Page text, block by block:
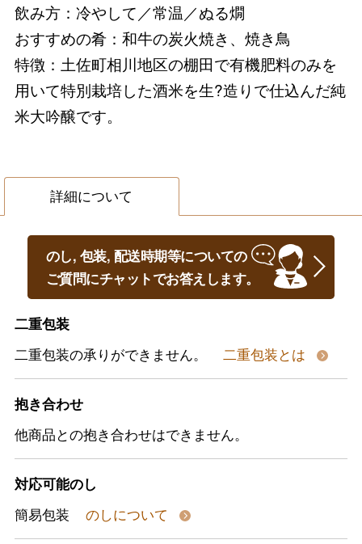
飲み方：冷やして／常温／ぬる燗
おすすめの肴：和牛の炭火焼き、焼き鳥
特徴：土佐町相川地区の棚田で有機肥料のみを
用いて特別栽培した酒米を生?造りで仕込んだ純
米大吟醸です。
詳細について
のし, 包装, 配送時期等についての
ご質問にチャットでお答えします。
二重包装
二重包装の承りができません。
二重包装とは
抱き合わせ
他商品との抱き合わせはできません。
対応可能のし
簡易包装
のしについて